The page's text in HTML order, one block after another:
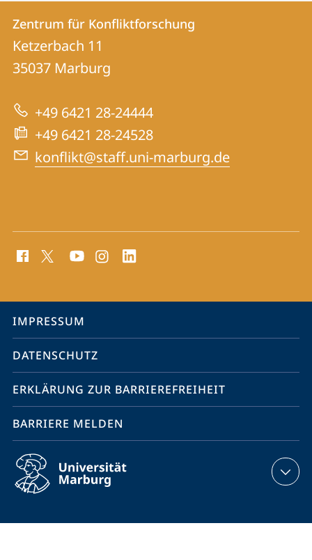
Kontakt
und
Informationen
zur
Website
Kontaktinformationen
Zentrum
für
Konfliktforschung
Zentrum für Konfliktforschung
Ketzerbach 11
35037 Marburg
+49 6421 28-24444
+49 6421 28-24528
konflikt@staff.uni-marburg.de
Media
Service-
Navigation
IMPRESSUM
DATENSCHUTZ
ERKLÄRUNG ZUR BARRIEREFREIHEIT
BARRIERE MELDEN